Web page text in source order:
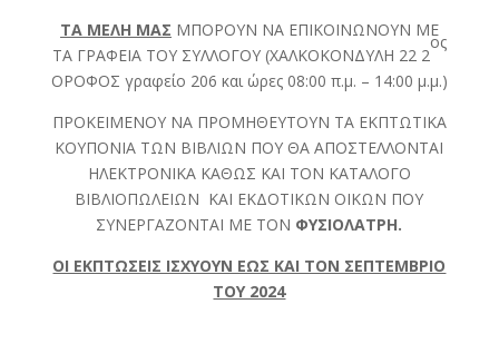
ΤΑ ΜΕΛΗ ΜΑΣ ΜΠΟΡΟΥΝ ΝΑ ΕΠΙΚΟΙΝΩΝΟΥΝ ΜΕ
ΤΑ ΓΡΑΦΕΙΑ ΤΟΥ ΣΥΛΛΟΓΟΥ (ΧΑΛΚΟΚΟΝΔΥΛΗ 22 2
ος
ΟΡΟΦΟΣ γραφείο 206 και ώρες 08:00 π.μ. – 14:00 μ.μ.)
ΠΡΟΚΕΙΜΕΝΟΥ ΝΑ ΠΡΟΜΗΘΕΥΤΟΥΝ ΤΑ ΕΚΠΤΩΤΙΚΑ
ΚΟΥΠΟΝΙΑ ΤΩΝ ΒΙΒΛΙΩΝ ΠΟΥ ΘΑ ΑΠΟΣΤΕΛΛΟΝΤΑΙ
ΗΛΕΚΤΡΟΝΙΚΑ ΚΑΘΩΣ ΚΑΙ ΤΟΝ ΚΑΤΑΛΟΓΟ
ΒΙΒΛΙΟΠΩΛΕΙΩΝ ΚΑΙ ΕΚΔΟΤΙΚΩΝ ΟΙΚΩΝ ΠΟΥ
ΣΥΝΕΡΓΑΖΟΝΤΑΙ ΜΕ ΤΟΝ ΦΥΣΙΟΛΑΤΡΗ.
ΟΙ ΕΚΠΤΩΣΕΙΣ ΙΣΧΥΟΥΝ ΕΩΣ ΚΑΙ ΤΟΝ ΣΕΠΤΕΜΒΡΙΟ
ΤΟΥ 2024